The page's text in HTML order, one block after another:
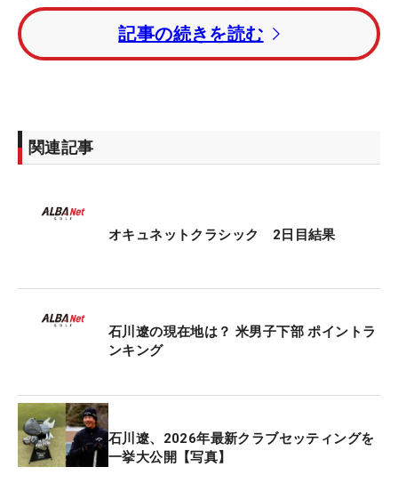
ルボギーの「70」と伸ばせず。トータル3アンダ
ー・25位タイに後退したが、しっかりと週末にコマ
を進めた。
ン日本ツアー賞金王のチャン・キム（米国）。トー
タル8アンダー・2位タイにトラビス・トレイス、コ
記事の続きを読む
関連記事
オキュネットクラシック 2日目結果
石川遼の現在地は？ 米男子下部 ポイントラ
ンキング
石川遼、2026年最新クラブセッティングを
一挙大公開【写真】